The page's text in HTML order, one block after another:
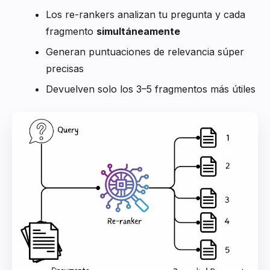
Los re-rankers analizan tu pregunta y cada
fragmento simultáneamente
Generan puntuaciones de relevancia súper
precisas
Devuelven solo los 3–5 fragmentos más útiles